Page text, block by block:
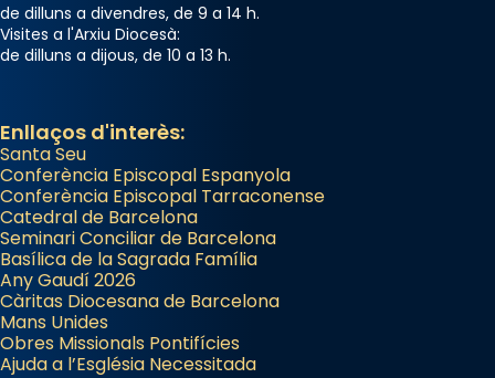
de dilluns a divendres, de 9 a 14 h.
Visites a l'Arxiu Diocesà:
de dilluns a dijous, de 10 a 13 h.
Enllaços d'interès:
Santa Seu
Conferència Episcopal Espanyola
Conferència Episcopal Tarraconense
Catedral de Barcelona
Seminari Conciliar de Barcelona
Basílica de la Sagrada Família
Any Gaudí 2026
Càritas Diocesana de Barcelona
Mans Unides
Obres Missionals Pontifícies
Ajuda a l’Església Necessitada